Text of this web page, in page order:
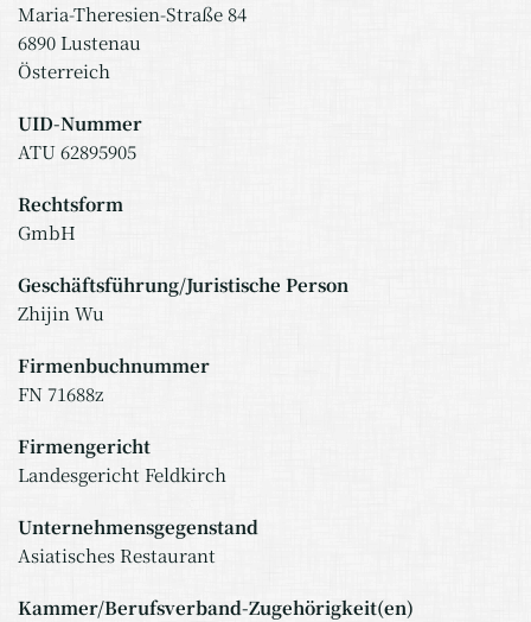
Maria-Theresien-Straße 84
6890 Lustenau
Österreich
UID-Nummer
ATU 62895905
Rechtsform
GmbH
Geschäftsführung/Juristische Person
Zhijin Wu
Firmenbuchnummer
FN 71688z
Firmengericht
Landesgericht Feldkirch
Unternehmensgegenstand
Asiatisches Restaurant
Kammer/Berufsverband-Zugehörigkeit(en)